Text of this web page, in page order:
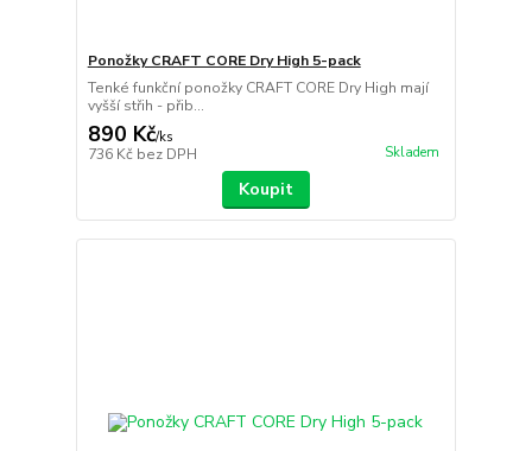
Ponožky CRAFT CORE Dry High 5-pack
Tenké funkční ponožky CRAFT CORE Dry High mají
vyšší střih - přib...
890 Kč/ks
736 Kč bez DPH Skladem
Koupit